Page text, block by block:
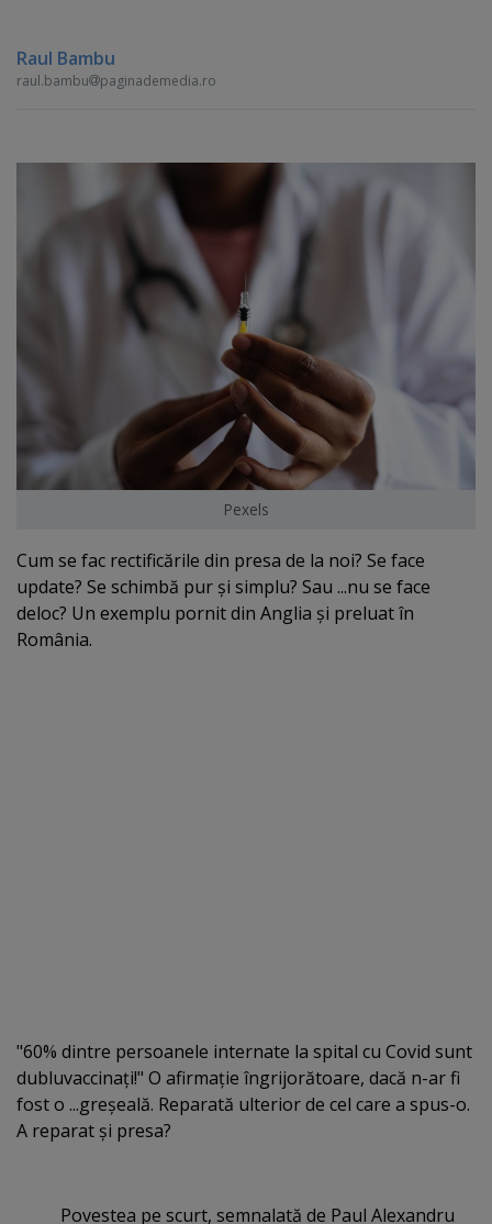
Raul Bambu
raul.bambu paginademedia.ro
Pexels
Cum se fac rectificările din presa de la noi? Se face
update? Se schimbă pur şi simplu? Sau ...nu se face
deloc? Un exemplu pornit din Anglia şi preluat în
România.
"60% dintre persoanele internate la spital cu Covid sunt
dubluvaccinaţi!" O afirmaţie îngrijorătoare, dacă n-ar fi
fost o ...greşeală. Reparată ulterior de cel care a spus-o.
A reparat şi presa?
Povestea pe scurt, semnalată de Paul Alexandru